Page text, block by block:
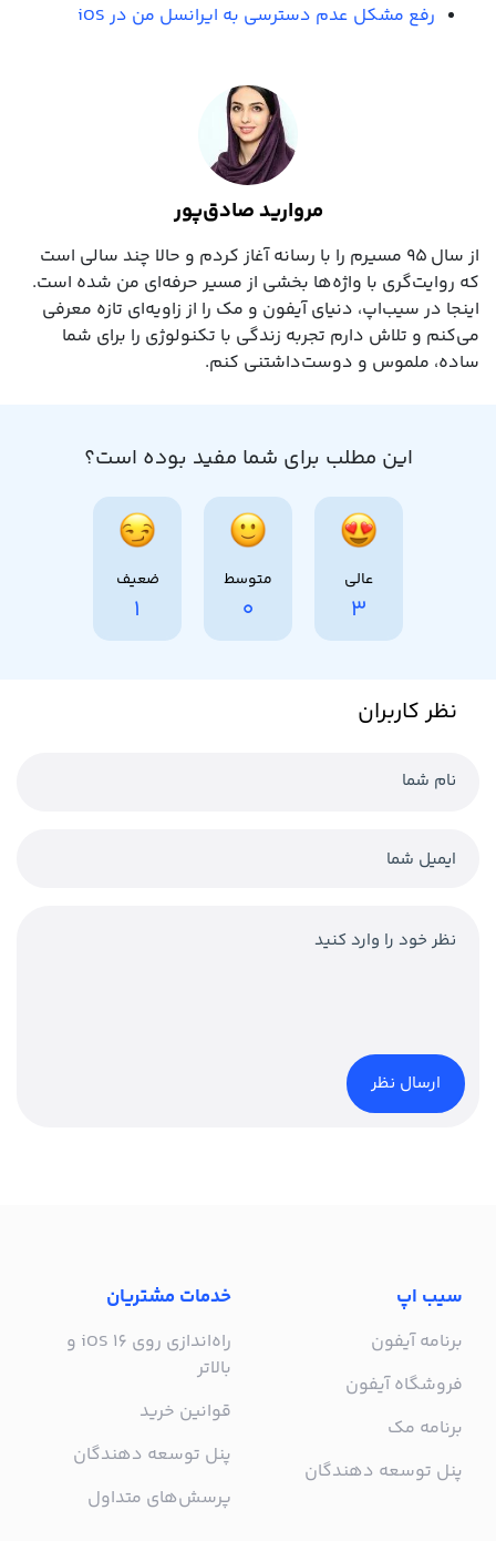
رفع مشکل عدم دسترسی به ایرانسل من در iOS
مروارید صادق‌پور
از سال ۹۵ مسیرم را با رسانه آغاز کردم و حالا چند سالی است
که روایت‌گری با واژه‌ها بخشی از مسیر حرفه‌ای‌ من شده است.
اینجا در سیب‌اپ، دنیای آیفون و مک را از زاویه‌ای تازه معرفی
می‌کنم و تلاش دارم تجربه زندگی با تکنولوژی را برای شما
ساده، ملموس و دوست‌داشتنی کنم.
این مطلب برای شما مفید بوده است؟
عالی
3
متوسط
0
ضعیف
1
نظر کاربران
سیب اپ
برنامه آیفون
فروشگاه آیفون
برنامه مک
پنل توسعه دهندگان
خدمات مشتریان
راه‌اندازی روی iOS 16 و
بالاتر
قوانین خرید
پنل توسعه دهندگان
پرسش‌های متداول